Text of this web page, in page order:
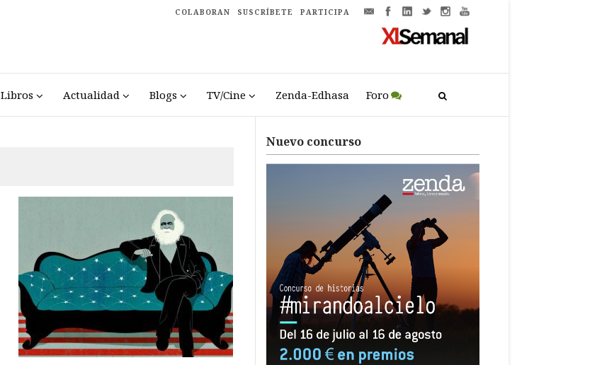
COLABORAN SUSCRÍBETE PARTICIPA
Libros Actualidad Blogs TV/Cine Zenda-Edhasa Foro
Nuevo concurso